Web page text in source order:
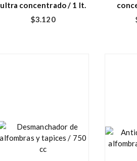
ultra concentrado / 1 lt.
$3.120